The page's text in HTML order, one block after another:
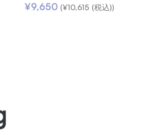
ンロード
¥9,650 (¥10,615 (税込))